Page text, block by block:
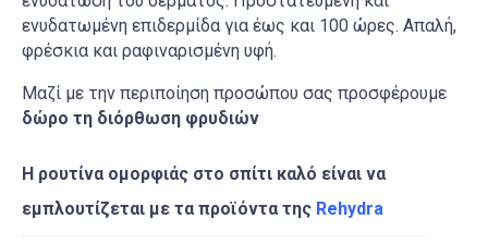
ενυδατωμένη επιδερμίδα για έως και 100 ώρες. Απαλή,
φρέσκια και ραφιναρισμένη υφή.
Μαζί με την περιποίηση προσώπου σας προσφέρουμε
δώρο τη διόρθωση φρυδιών
Η ρουτίνα ομορφιάς στο σπίτι καλό είναι να
εμπλουτίζεται με τα προϊόντα της Rehydra